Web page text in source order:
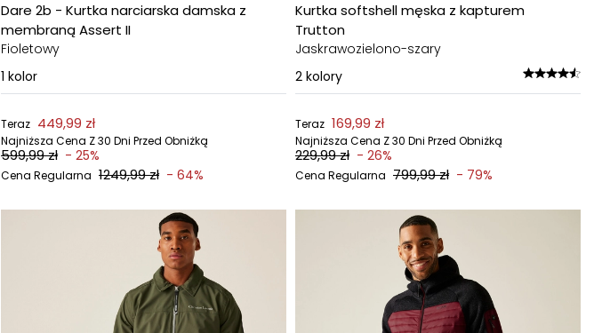
Dare 2b - Kurtka narciarska damska z
membraną Assert II
Fioletowy
1 kolor
Teraz 449,99 zł
Najniższa Cena Z 30 Dni Przed Obniżką
599,99 zł - 25%
Cena Regularna 1249,99 zł - 64%
Kurtka softshell męska z kapturem
Trutton
Jaskrawozielono-szary
2 kolory
Teraz 169,99 zł
Najniższa Cena Z 30 Dni Przed Obniżką
229,99 zł - 26%
Cena Regularna 799,99 zł - 79%